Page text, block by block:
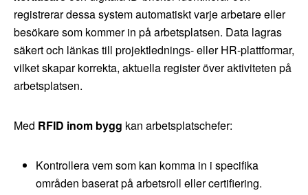
registrerar dessa system automatiskt varje arbetare eller
besökare som kommer in på arbetsplatsen. Data lagras
säkert och länkas till projektlednings- eller HR-plattformar,
vilket skapar korrekta, aktuella register över aktiviteten på
arbetsplatsen.
Med RFID inom bygg kan arbetsplatschefer:
Kontrollera vem som kan komma in i specifika
områden baserat på arbetsroll eller certifiering.